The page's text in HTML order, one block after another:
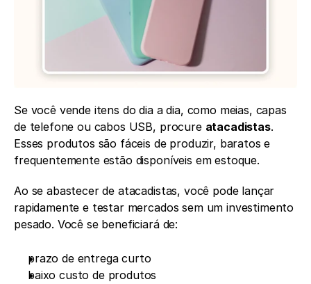
Se você vende itens do dia a dia, como meias, capas
de telefone ou cabos USB, procure atacadistas.
Esses produtos são fáceis de produzir, baratos e
frequentemente estão disponíveis em estoque.
Ao se abastecer de atacadistas, você pode lançar
rapidamente e testar mercados sem um investimento
pesado. Você se beneficiará de:
prazo de entrega curto
baixo custo de produtos